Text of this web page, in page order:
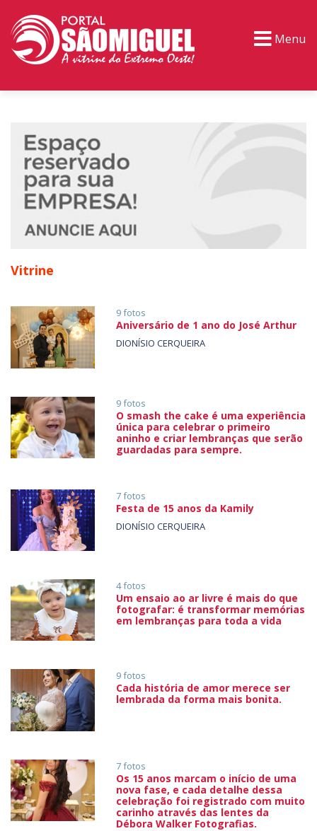
Menu
Vitrine
9 fotos
Aniversário de 1 ano do José Arthur
DIONÍSIO CERQUEIRA
9 fotos
O smash the cake é uma experiência
única para celebrar o primeiro
aninho e criar lembranças que serão
guardadas para sempre.
7 fotos
Festa de 15 anos da Kamily
DIONÍSIO CERQUEIRA
4 fotos
Um ensaio ao ar livre é mais do que
fotografar: é transformar memórias
em lembranças para toda a vida
9 fotos
Cada história de amor merece ser
lembrada da forma mais bonita.
7 fotos
Os 15 anos marcam o início de uma
nova fase, e cada detalhe dessa
celebração foi registrado com muito
carinho através das lentes da
Débora Walker Fotografias.